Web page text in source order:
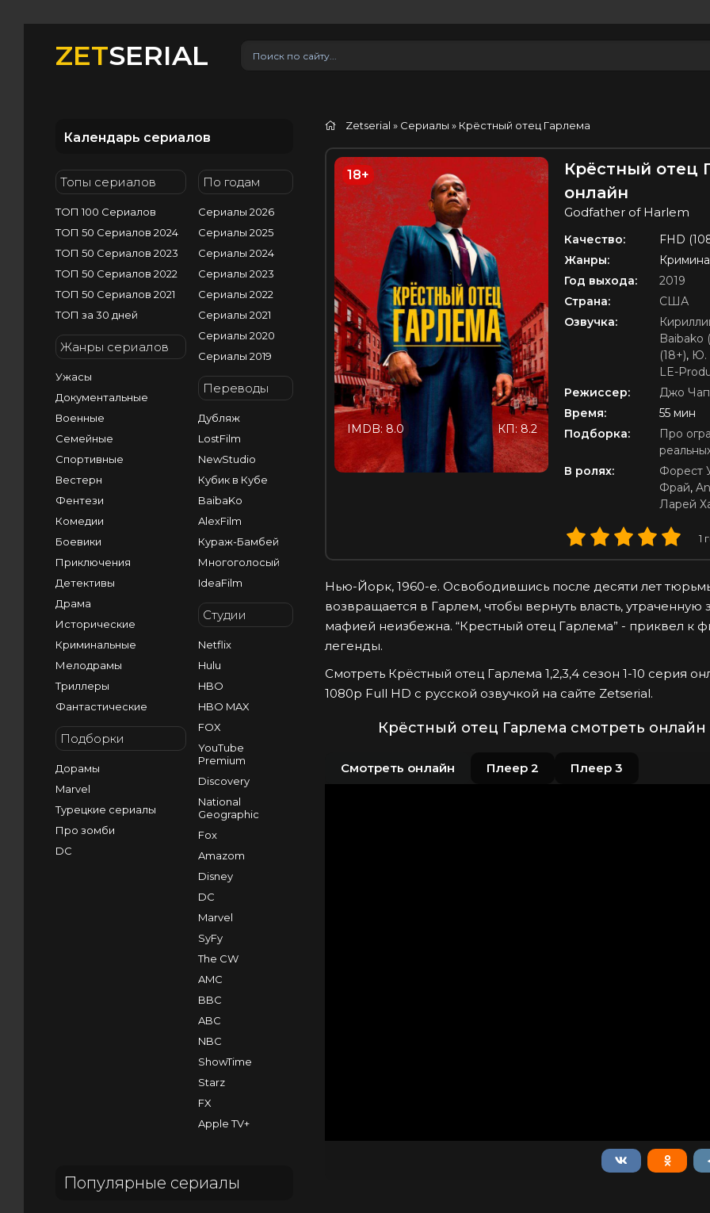
ZETSERIAL
Календарь сериалов
Топы сериалов
ТОП 100 Сериалов
ТОП 50 Сериалов 2024
ТОП 50 Сериалов 2023
ТОП 50 Сериалов 2022
ТОП 50 Сериалов 2021
ТОП за 30 дней
Жанры сериалов
Ужасы
Документальные
Военные
Семейные
Спортивные
Вестерн
Фентези
Комедии
Боевики
Приключения
Детективы
Драма
Исторические
Криминальные
Мелодрамы
Триллеры
Фантастические
Подборки
Дорамы
Marvel
Турецкие сериалы
Про зомби
DC
По годам
Сериалы 2026
Сериалы 2025
Сериалы 2024
Сериалы 2023
Сериалы 2022
Сериалы 2021
Сериалы 2020
Сериалы 2019
Переводы
Дубляж
LostFilm
NewStudio
Кубик в Кубе
BaibaKo
AlexFilm
Кураж-Бамбей
Многоголосый
IdeaFilm
Студии
Netflix
Hulu
HBO
HBO MAX
FOX
YouTube
Premium
Discovery
National
Geographic
Fox
Amazom
Disney
DC
Marvel
SyFy
The CW
AMC
BBC
ABC
NBC
ShowTime
Starz
FX
Apple TV+
Популярные сериалы
Zetserial » Сериалы » Крёстный отец Гарлема
18+
КП: 8.2
IMDB: 8.0
Крёстный отец
онлайн
Godfather of Harlem
Качество:
FHD
Жанры:
Год выхода:
2019
Страна:
США
Озвучка:
Baibako
(18+), Ю.
LE-
Режиссер:
Джо
Время:
55 мин
Подборка:
Про
В ролях:
Форест
Фрай,
Ларей
1
Нью-Йорк, 1960-е. Освободившись после десяти лет
возвращается в Гарлем, чтобы вернуть власть, утраченную
мафией неизбежна. “Крестный отец Гарлема” - приквел к
легенды.
Смотреть Крёстный отец Гарлема 1,2,3,4 сезон 1-10 серия
1080p Full HD с русской озвучкой на сайте Zetserial.
Крёстный отец Гарлема смотреть
Смотреть онлайн Плеер 2 Плеер 3